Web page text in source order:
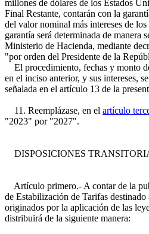
millones de dólares de los Estados
Final Restante, contarán con la
del valor nominal más intereses de
garantía será determinada de manera
Ministerio de Hacienda, mediante
"por orden del Presidente de la
El procedimiento, fechas y monto
en el inciso anterior, y sus intereses,
señalada en el artículo 13 de la
11. Reemplázase, en el artículo
"2023" por "2027".
DISPOSICIONES
Artículo primero.- A contar de la
de Estabilización de Tarifas destinado
originados por la aplicación de las
distribuirá de la siguiente manera: